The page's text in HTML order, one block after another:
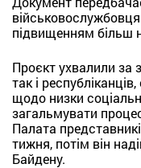
підвищенням більш
Проєкт ухвалили за
так і
щодо низки
загальмувати
Палата
тижня, потім він
Байдену.